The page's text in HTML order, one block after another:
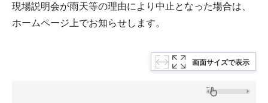
現場説明会が雨天等の理由により中止となった場合は、
ホームページ上でお知らせします。
画面サイズで表示